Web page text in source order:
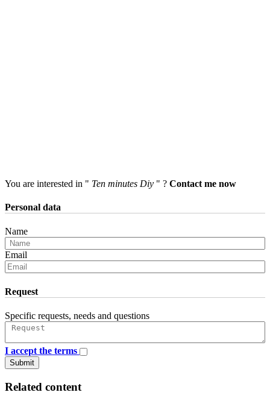
You are interested in " Ten minutes Diy " ? Contact me now
Personal data
Name
Email
Request
Specific requests, needs and questions
I accept the terms
Submit
Related content